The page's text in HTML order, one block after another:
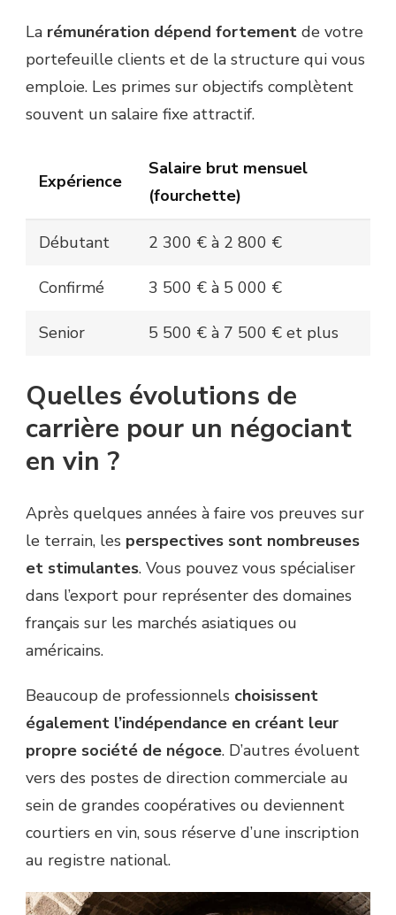
La rémunération dépend fortement de votre
portefeuille clients et de la structure qui vous
emploie. Les primes sur objectifs complètent
souvent un salaire fixe attractif.
Expérience
Salaire brut mensuel
(fourchette)
Débutant 2 300 € à 2 800 €
Confirmé 3 500 € à 5 000 €
Senior 5 500 € à 7 500 € et plus
Quelles évolutions de
carrière pour un négociant
en vin ?
Après quelques années à faire vos preuves sur
le terrain, les perspectives sont nombreuses
et stimulantes. Vous pouvez vous spécialiser
dans l’export pour représenter des domaines
français sur les marchés asiatiques ou
américains.
Beaucoup de professionnels choisissent
également l’indépendance en créant leur
propre société de négoce. D’autres évoluent
vers des postes de direction commerciale au
sein de grandes coopératives ou deviennent
courtiers en vin, sous réserve d’une inscription
au registre national.